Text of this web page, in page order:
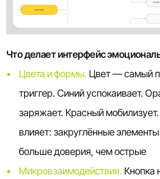
Что делает интерфейс
Цвета и формы. Цвет — самый
триггер. Синий успокаивает.
заряжает. Красный
влияет: закруглённые
больше доверия, чем острые
Микровзаимодействия. Кнопка